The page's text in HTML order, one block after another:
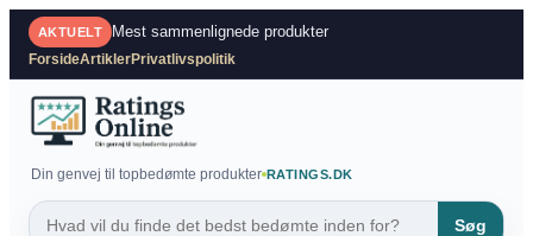
Spring
indhold
AKTUELT Mest sammenlignede produkter
ForsideArtiklerPrivatlivspolitik
Din genvej til topbedømte produkter RATINGS.DK
Søg